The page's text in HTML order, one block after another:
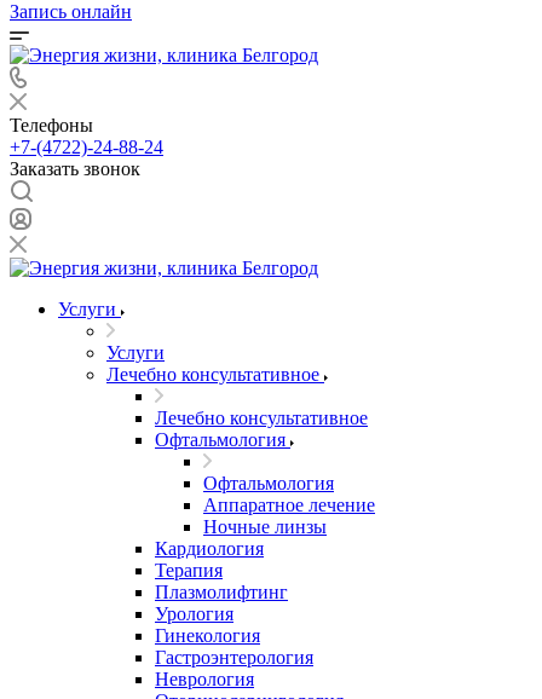
Запись онлайн
Телефоны
+7-(4722)-24-88-24
Заказать звонок
Услуги
Услуги
Лечебно консультативное
Лечебно консультативное
Офтальмология
Офтальмология
Аппаратное лечение
Ночные линзы
Кардиология
Терапия
Плазмолифтинг
Урология
Гинекология
Гастроэнтерология
Неврология